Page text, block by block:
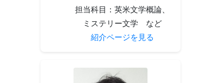
担当科目：英米文学概論、
ミステリー文学 など
紹介ページを見る